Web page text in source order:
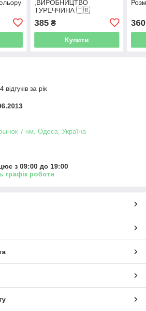
,ВИРОБНИЦТВО
ТУРЕЧЧИНА 🇹🇷
✔️ТКАНИНА:ДВУНИТКА ✔️
РОЗМІРИ:M /L/XL/2XL ✔️В
РОСТОВЦІ: 4ШТ. ОДНОГО
КОЛЬОРУ
385₴
Купити
360
за рік
7-км, Одеса, Україна
з 09:00 до 19:00
графік роботи